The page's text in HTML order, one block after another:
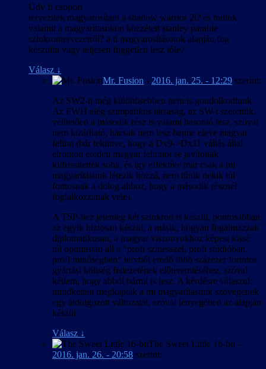
Üdv fi csoport
tervezitek magyarosítani a shadow warrior 2t? és tudtok
valamit a magyaritasokon közzétett stanley parable
szinkrontervezetről? a ti magyarosításotok alapján fog
készülni vagy teljesen független lesz tőle?
Válasz ↓
Mr. Fusion - 2016. jan. 25. - 12:29 szerint:
Az SW2-n még különösebben nem is gondolkodtunk.
Az FWH elég szimpatikus társaság, az SW-t szerettük,
vélhetően a második rész is valami hasonló lesz, szóval
nem kizárható, hacsak nem lesz benne eleve magyar
felirat (bár tekintve, hogy a Dx9->Dx11 váltás által
elrontott eredeti magyar feliratot se javították
ki/frissítették soha, és így effektíve már csak a mi
magyarításunk létezik hozzá, nem tűnik nekik túl
fontosnak a dolog ahhoz, hogy a második résznél
foglalkozzanak vele).
A TSP-hez jelenleg két szinkron is készül, pontosabban
az egyik biztosan készül, a másik, hogyan fogalmazzak
diplomatikusan, a magyar viszonyokhoz képest kissé
túl optimistán áll a “profi színésszel, profi stúdióban,
profi minőségben” tervből eredő több százezer forintos
gyártási költség fedezetének előteremtéséhez, szóval
kétlem, hogy abból bármi is lesz. A kérdésre válaszul:
mindketten megkapták a mi magyarításunk szövegének
egy átdolgozott változatát, szóval lényegében az alapján
készül.
Válasz ↓
The Sweet Little 16-bit -
2016. jan. 26. - 20:58 szerint: